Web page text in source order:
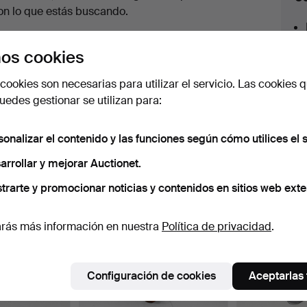
lo que estás buscando.
tan pronto como dispongamos del lote.
archivo que coinciden con tu
cookies
son necesarias para utilizar el servicio. Las cookies
gestionar se utilizan para:
el contenido y las funciones según cómo utilices el
y mejorar Auctionet.
y promocionar noticias y contenidos en sitios web
más información en nuestra Política de privacidad.
Configuración de cookies Aceptarlas